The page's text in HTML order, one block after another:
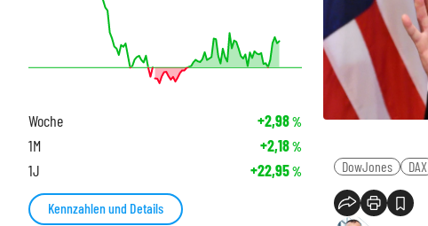
DowJones DAX
Woche +2,98%
1M +2,18%
1J +22,95%
Kennzahlen und Details